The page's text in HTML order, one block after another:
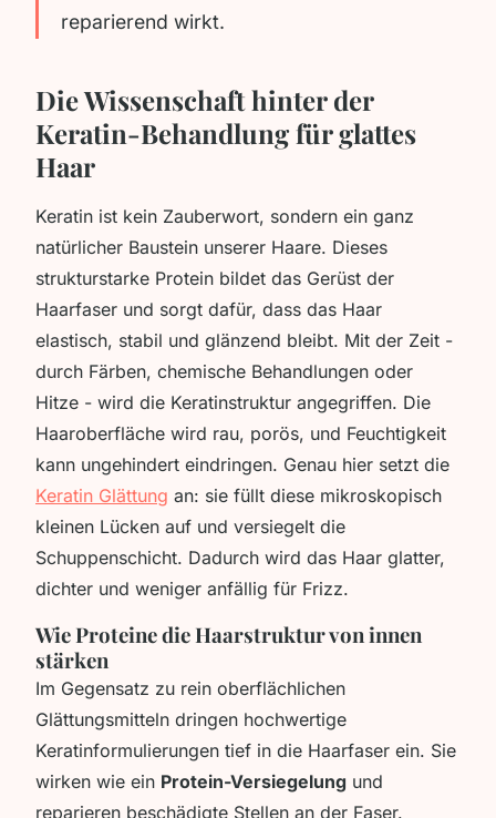
reparierend wirkt.
Die Wissenschaft hinter der
Keratin-Behandlung für glattes
Haar
Keratin ist kein Zauberwort, sondern ein ganz
natürlicher Baustein unserer Haare. Dieses
strukturstarke Protein bildet das Gerüst der
Haarfaser und sorgt dafür, dass das Haar
elastisch, stabil und glänzend bleibt. Mit der Zeit -
durch Färben, chemische Behandlungen oder
Hitze - wird die Keratinstruktur angegriffen. Die
Haaroberfläche wird rau, porös, und Feuchtigkeit
kann ungehindert eindringen. Genau hier setzt die
Keratin Glättung an: sie füllt diese mikroskopisch
kleinen Lücken auf und versiegelt die
Schuppenschicht. Dadurch wird das Haar glatter,
dichter und weniger anfällig für Frizz.
Wie Proteine die Haarstruktur von innen
stärken
Im Gegensatz zu rein oberflächlichen
Glättungsmitteln dringen hochwertige
Keratinformulierungen tief in die Haarfaser ein. Sie
wirken wie ein Protein-Versiegelung und
reparieren beschädigte Stellen an der Faser.